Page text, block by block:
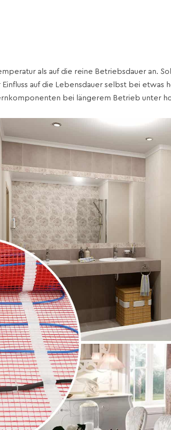
als auf die reine Betriebsdauer an.
auf die Lebensdauer selbst bei etwas
bei längerem Betrieb unter